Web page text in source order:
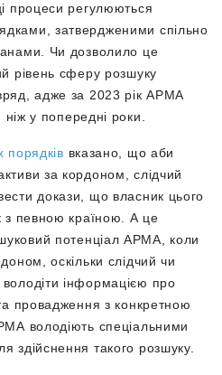
процеси регулюються
затвердженими спільно
Чи дозволило це
рівень сферу розшуку
адже за 2023 рік АРМА
, ніж у попередні роки.
порядків вказано, що аби
за кордоном, слідчий
докази, що власник цього
з певною країною. А це
потенціал АРМА, коли
оскільки слідчий чи
інформацією про
провадження з конкретною
володіють спеціальними
здійснення такого розшуку.